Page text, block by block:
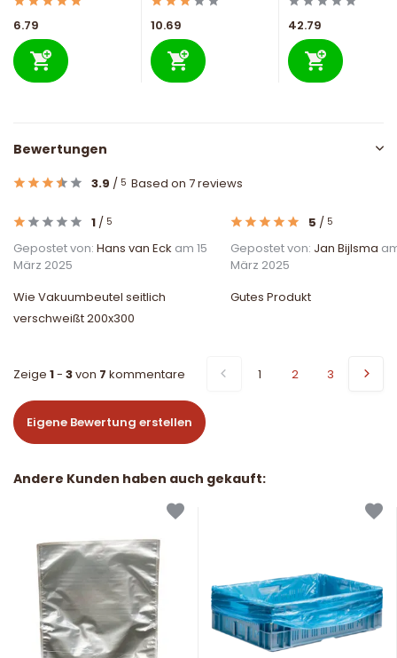
6.79 10.69 42.79
Bewertungen
3.9 / 5 Based on 7 reviews
1 / 5
Gepostet von: Hans van Eck am 15
März 2025
Wie Vakuumbeutel seitlich
verschweißt 200x300
5 / 5
Gepostet von: Jan Bijlsma
März 2025
Gutes Produkt
Zeige 1- 3von 7 kommentare 1 2 3
Eigene Bewertung erstellen
Andere Kunden haben auch gekauft: